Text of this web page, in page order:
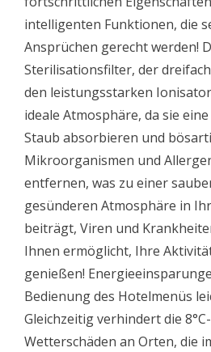
intelligenten Funktionen, die
Ansprüchen gerecht werden!
Sterilisationsfilter, der
den leistungsstarken
ideale Atmosphäre, da sie
Staub absorbieren und
Mikroorganismen und
entfernen, was zu einer
gesünderen Atmosphäre in
beiträgt, Viren und
Ihnen ermöglicht, Ihre
genießen!
Bedienung des Hotelmenüs
Gleichzeitig verhindert die
Wetterschäden an Orten, die